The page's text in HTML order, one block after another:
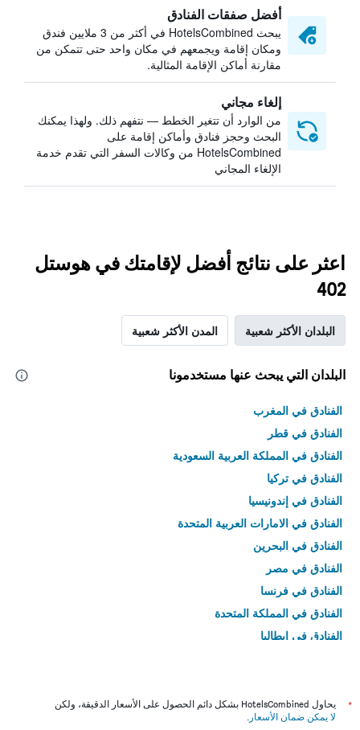
أفضل صفقات الفنادق
يبحث HotelsCombined في أكثر من 3 ملايين فندق
ومكان إقامة ويجمعهم في مكان واحد حتى تتمكن من
مقارنة أماكن الإقامة المثالية.
إلغاء مجاني
من الوارد أن تتغير الخطط — نتفهم ذلك. ولهذا يمكنك
البحث وحجز فنادق وأماكن إقامة على
HotelsCombined من وكالات السفر التي تقدم خدمة
الإلغاء المجاني
اعثر على نتائج أفضل لإقامتك في هوستل
402
البلدان الأكثر شعبية المدن الأكثر شعبية
البلدان التي يبحث عنها مستخدمونا
الفنادق في المغرب
الفنادق في قطر
الفنادق في المملكة العربية السعودية
الفنادق في تركيا
الفنادق في إندونيسيا
الفنادق في الامارات العربية المتحدة
الفنادق في البحرين
الفنادق في مصر
الفنادق في فرنسا
الفنادق في المملكة المتحدة
الفنادق في إيطاليا
*
يحاول HotelsCombined بشكل دائم الحصول على الأسعار الدقيقة، ولكن
لا يمكن ضمان الأسعار .